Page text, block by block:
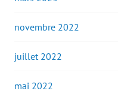
novembre 2022
juillet 2022
mai 2022